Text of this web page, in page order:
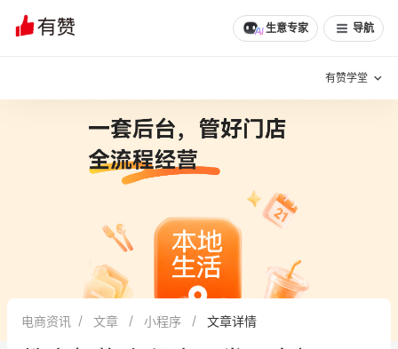
生意专家 导航
有赞学堂
增长方法
有赞专家说
新零售最佳实践
面对面聊增长
电商资讯 文章 小程序 文章详情